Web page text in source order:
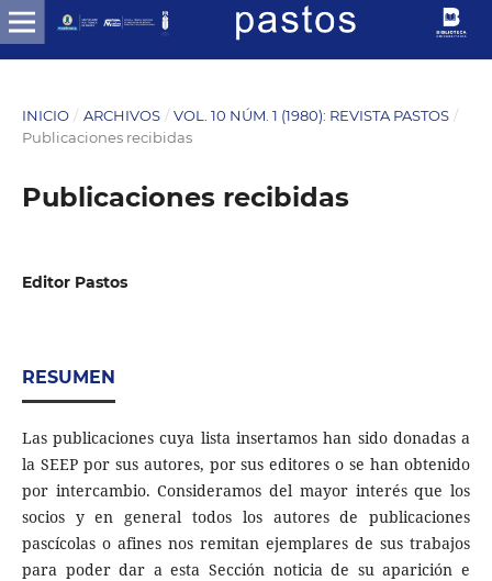
INICIO / ARCHIVOS / VOL. 10 NÚM. 1 (1980): REVISTA PASTOS /
Publicaciones recibidas
Publicaciones recibidas
Editor Pastos
RESUMEN
Las publicaciones cuya lista insertamos han sido donadas a
la SEEP por sus autores, por sus editores o se han obtenido
por intercambio. Consideramos del mayor interés que los
socios y en general todos los autores de publicaciones
pascícolas o afines nos remitan ejemplares de sus trabajos
para poder dar a esta Sección noticia de su aparición e